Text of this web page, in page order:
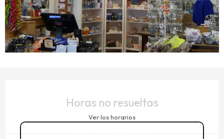
Horas no resueltas
Ver los horarios